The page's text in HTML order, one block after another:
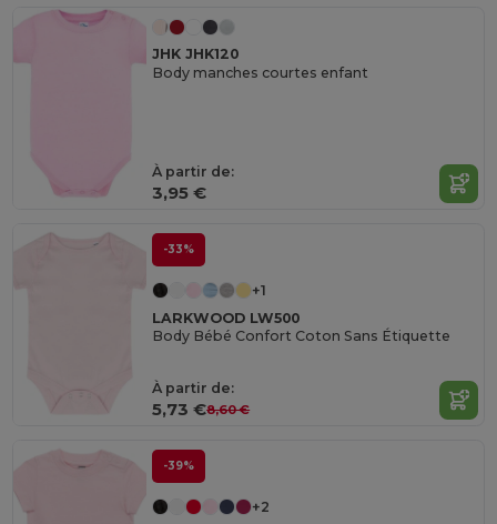
JHK JHK120
Body manches courtes enfant
À partir de:
3,95 €
-33%
+1
LARKWOOD LW500
Body Bébé Confort Coton Sans Étiquette
À partir de:
5,73 €8,60 €
-39%
+2